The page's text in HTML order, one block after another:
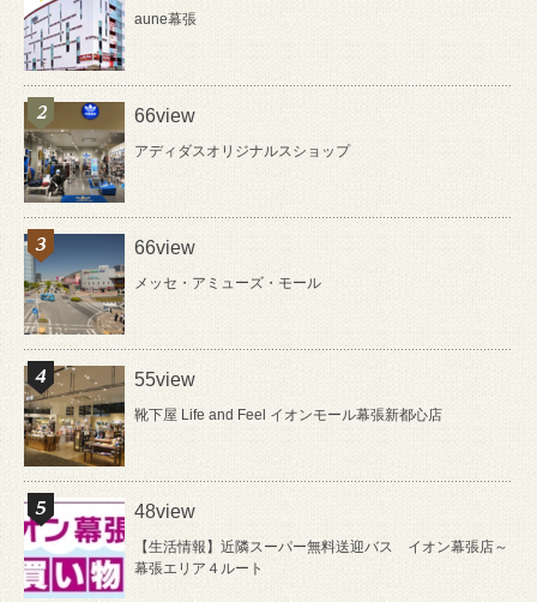
aune幕張
66view
アディダスオリジナルスショップ
66view
メッセ・アミューズ・モール
55view
靴下屋 Life and Feel イオンモール幕張新都心店
48view
【生活情報】近隣スーパー無料送迎バス イオン幕張店～
幕張エリア４ルート